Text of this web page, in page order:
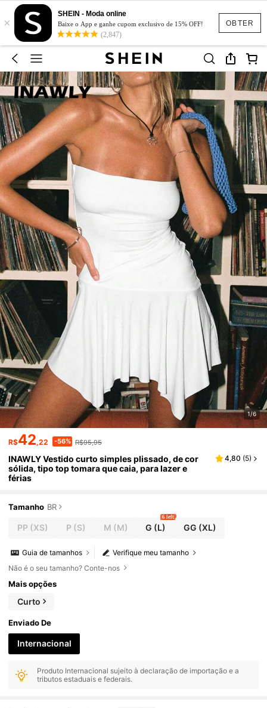
OBTER
×
SHEIN - Moda online
Baixe o App e ganhe cupom exclusivo de 15% OFF!
(2,847)
1/6
R$42,22 -56% R$95,95
INAWLY Vestido curto simples plissado, de cor
sólida, tipo top tomara que caia, para lazer e
férias
4,80 (5)
Tamanho BR
PP (XS) P (S) M (M) G (L)
6 left
GG (XL)
Verifique meu tamanho
Guia de tamanhos
Não é o seu tamanho? Conte-nos
Mais opções
Curto
Enviado De
Internacional
Produto Internacional sujeito à declaração de importação e a
tributos estaduais e federais.